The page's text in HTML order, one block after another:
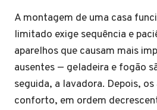
A montagem de uma casa
limitado exige sequência e
aparelhos que causam mais
ausentes — geladeira e fogão
seguida, a lavadora. Depois,
conforto, em ordem